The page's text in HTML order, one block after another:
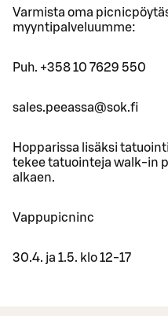
Varmista oma
myyntipalveluumme:
Puh. +358 10 7629 550
sales.peeassa@sok.fi
Hopparissa lisäksi
tekee tatuointeja walk-in
alkaen.
Vappupicninc
30.4. ja 1.5. klo 12-17